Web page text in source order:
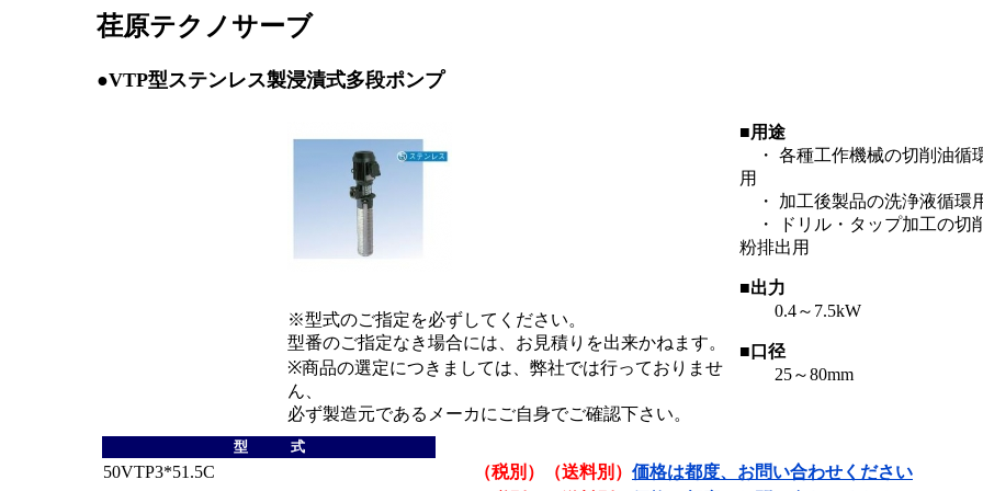
荏原テクノサーブ
●VTP型ステンレス製浸漬式多段ポンプ
※型式のご指定を必ずしてください。
型番のご指定なき場合には、お見積りを出来かねます。
※商品の選定につきましては、弊社では行っておりませ
ん、
必ず製造元であるメーカにご自身でご確認下さい。
■用途
・ 各種工作機械の切削油循
用
・ 加工後製品の洗浄液循環
・ ドリル・タップ加工の切
粉排出用
■出力
0.4～7.5kW
■口径
25～80mm
型 式
50VTP3*51.5C （税別）（送料別） 価格は都度、お問い合わせください